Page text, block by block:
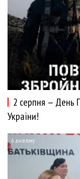
2 серпня — День
України!
6 днів тому